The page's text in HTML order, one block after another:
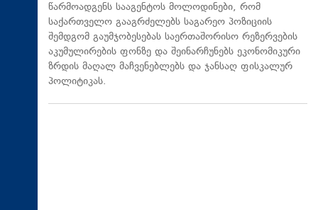
წარმოადგენს სააგენტოს მოლოდინები, რომ
საქართველო გააგრძელებს საგარეო პოზიციის
შემდგომ გაუმჯობესებას საერთაშორისო რეზერვების
აკუმულირების ფონზე და შეინარჩუნებს ეკონომიკური
ზრდის მაღალ მაჩვენებლებს და ჯანსაღ ფისკალურ
პოლიტიკას.